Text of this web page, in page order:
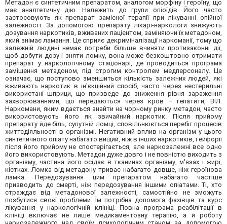
Метадон є синтетичним препаратом, аналогом морфіну і героїну, що
має аналгетичну дію. Належить до групи опіоїдів. Його часто
застосовують як препарат замісної терапії при лікуванні опійної
залежності. За допомогою препарату лікарі-наркологи знижують
дозування наркотиків, вживаних пацієнтом, заміняючи їх метадоном,
який знімає ламання. Це сприяє декриміналізації наркоманії, тому що
залежній людині немає потреби більше вчиняти протизаконні дії,
щоб добути дозу і зняти ломку, вона може безкоштовно отримати
препарат у наркологічному стаціонарі, де проводиться програма
заміщення метадоном, під строгим контролем медперсоналу. Це
означає, що поступово зменшиться кількість залежних людей, які
вживають наркотик в ін'єкційний спосіб, часто через нестерильні
використані шприци, що призведе до зниження рівня зараження
захворюваннями, що передаються через кров – гепатити, ВІЛ.
Наркомани, яким вдається знайти на чорному ринку метадон, часто
використовують його як звичайний наркотик. Після прийому
препарату йде біль, супутній ломці, сповільнюється перебіг процесів
життєдіяльності в організмі. Негативний вплив на організм у цього
синтетичного опіату набагато вищий, ніж в інших наркотиків, і ейфорії
після його прийому не спостерігається, але наркозалежні все одно
його використовують. Метадон дуже довго і не повністю виходить з
організму, частина його осідає в тканинах організму, м'язах і жирі,
кістках. Ломка від метадону триває набагато довше, ніж героїнова
ламка. Передозування цим препаратом набагато частіше
призводить до смерті, ніж передозування іншими опіатами. Ті, хто
страждає від метадонової залежності, самостійно не зможуть
позбутися своєї проблеми. Їм потрібна допомога фахівців та курс
лікування у наркологічній клініці. Повна програма реабілітації в
клініці включає не лише медикаментозну терапію, а й роботу